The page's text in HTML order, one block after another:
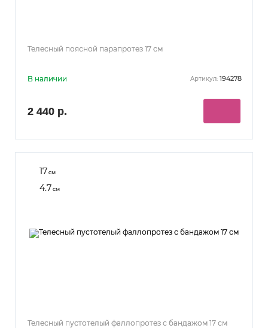
Телесный поясной парапротез 17 см
В наличии Артикул: 194278
2 440 р.
17см
4.7см
Телесный пустотелый фаллопротез с бандажом 17 см